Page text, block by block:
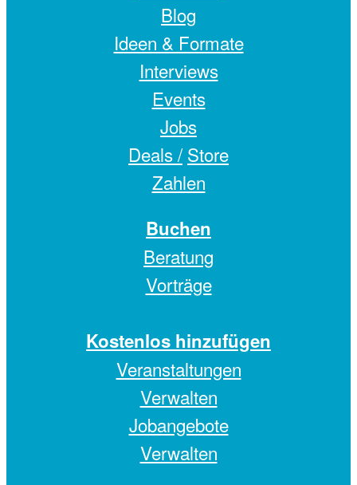
Blog
Ideen & Formate
Interviews
Events
Jobs
Deals / Store
Zahlen
Buchen
Beratung
Vorträge
Kostenlos hinzufügen
Veranstaltungen
Verwalten
Jobangebote
Verwalten